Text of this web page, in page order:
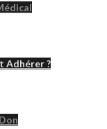
Adhérer ?